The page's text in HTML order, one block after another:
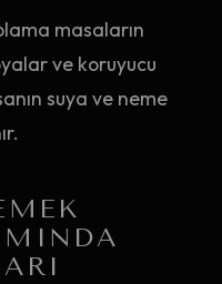
masaların
ve koruyucu
suya ve neme